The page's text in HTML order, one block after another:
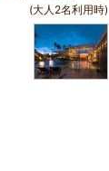
(大人2名利用時)